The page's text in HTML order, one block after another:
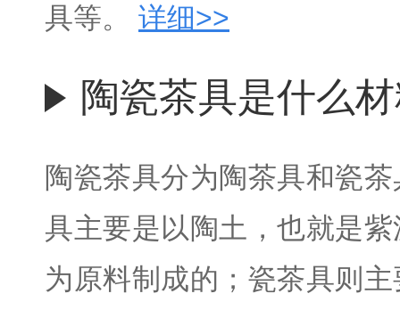
具等。
详细>>
陶瓷茶具是什么
陶瓷茶具分为陶茶具和瓷
具主要是以陶土，也就是
为原料制成的；瓷茶具则